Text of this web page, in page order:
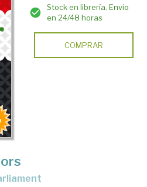
Stock en librería. Envío
en 24/48 horas
COMPRAR